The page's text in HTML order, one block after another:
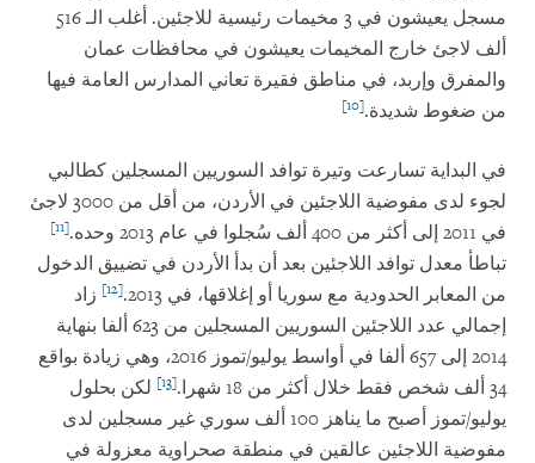
مسجل يعيشون في 3 مخيمات رئيسية للاجئين. أغلب الـ 516
ألف لاجئ خارج المخيمات يعيشون في محافظات عمان
والمفرق وإربد، في مناطق فقيرة تعاني المدارس العامة فيها
من ضغوط شديدة.[10]
في البداية تسارعت وتيرة توافد السوريين المسجلين كطالبي
لجوء لدى مفوضية اللاجئين في الأردن، من أقل من 3000 لاجئ
في 2011 إلى أكثر من 400 ألف سُجلوا في عام 2013 وحده.
[11]
تباطأ معدل توافد اللاجئين بعد أن بدأ الأردن في تضييق الدخول
من المعابر الحدودية مع سوريا أو إغلاقها، في 2013.
[12] زاد
إجمالي عدد اللاجئين السوريين المسجلين من 623 ألفا بنهاية
2014 إلى 657 ألفا في أواسط يوليو/تموز 2016، وهي زيادة بواقع
34 ألف شخص فقط خلال أكثر من 18 شهرا.
[13] لكن بحلول
يوليو/تموز أصبح ما يناهز 100 ألف سوري غير مسجلين لدى
مفوضية اللاجئين عالقين في منطقة صحراوية معزولة في